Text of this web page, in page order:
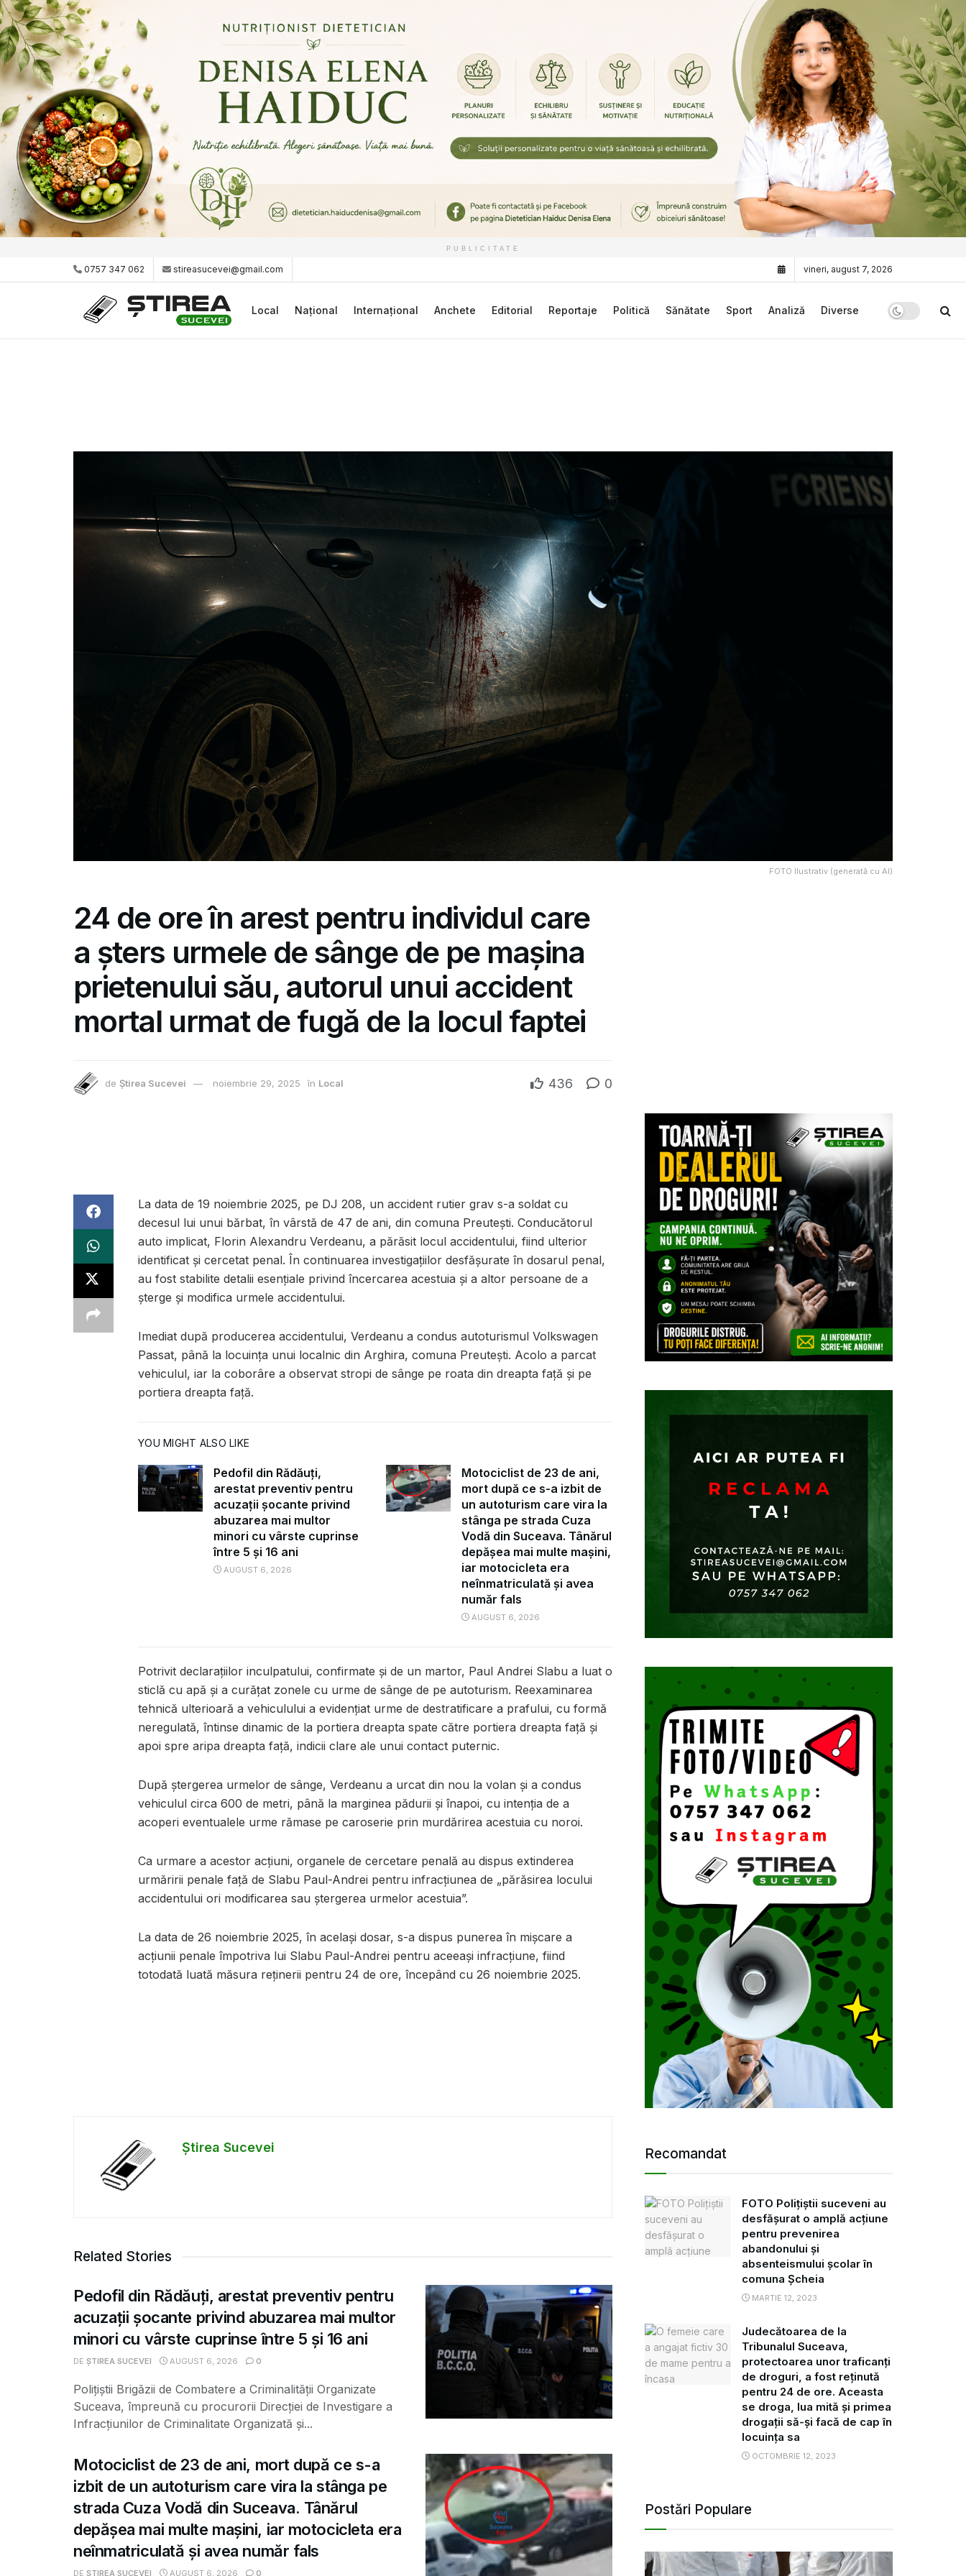
PUBLICITATE
0757 347 062 stireasucevei@gmail.com vineri, august 7, 2026
Local Național Internațional Anchete Editorial Reportaje Politică Sănătate Sport Analiză Diverse
FOTO Ilustrativ (generată cu AI)
24 de ore în arest pentru individul care
a șters urmele de sânge de pe mașina
prietenului său, autorul unui accident
mortal urmat de fugă de la locul faptei
de Știrea Sucevei noiembrie 29, 2025 în Local 436 0
La data de 19 noiembrie 2025, pe DJ 208, un accident rutier grav s-a soldat cu
decesul lui unui bărbat, în vârstă de 47 de ani, din comuna Preutești. Conducătorul
auto implicat, Florin Alexandru Verdeanu, a părăsit locul accidentului, fiind ulterior
identificat și cercetat penal. În continuarea investigațiilor desfășurate în dosarul penal,
au fost stabilite detalii esențiale privind încercarea acestuia și a altor persoane de a
șterge și modifica urmele accidentului.
Imediat după producerea accidentului, Verdeanu a condus autoturismul Volkswagen
Passat, până la locuința unui localnic din Arghira, comuna Preutești. Acolo a parcat
vehiculul, iar la coborâre a observat stropi de sânge pe roata din dreapta față și pe
portiera dreapta față.
YOU MIGHT ALSO LIKE
Pedofil din Rădăuți,
arestat preventiv pentru
acuzații șocante privind
abuzarea mai multor
minori cu vârste cuprinse
între 5 și 16 ani
AUGUST 6, 2026
Motociclist de 23 de ani,
mort după ce s-a izbit de
un autoturism care vira la
stânga pe strada Cuza
Vodă din Suceava. Tânărul
depășea mai multe mașini,
iar motocicleta era
neînmatriculată și avea
număr fals
AUGUST 6, 2026
Potrivit declarațiilor inculpatului, confirmate și de un martor, Paul Andrei Slabu a luat o
sticlă cu apă și a curățat zonele cu urme de sânge de pe autoturism. Reexaminarea
tehnică ulterioară a vehiculului a evidențiat urme de destratificare a prafului, cu formă
neregulată, întinse dinamic de la portiera dreapta spate către portiera dreapta față și
apoi spre aripa dreapta față, indicii clare ale unui contact puternic.
După ștergerea urmelor de sânge, Verdeanu a urcat din nou la volan și a condus
vehiculul circa 600 de metri, până la marginea pădurii și înapoi, cu intenția de a
acoperi eventualele urme rămase pe caroserie prin murdărirea acestuia cu noroi.
Ca urmare a acestor acțiuni, organele de cercetare penală au dispus extinderea
urmăririi penale față de Slabu Paul-Andrei pentru infracțiunea de „părăsirea locului
accidentului ori modificarea sau ștergerea urmelor acestuia”.
La data de 26 noiembrie 2025, în același dosar, s-a dispus punerea în mișcare a
acțiunii penale împotriva lui Slabu Paul-Andrei pentru aceeași infracțiune, fiind
totodată luată măsura reținerii pentru 24 de ore, începând cu 26 noiembrie 2025.
Știrea Sucevei
Related Stories
Pedofil din Rădăuți, arestat preventiv pentru
acuzații șocante privind abuzarea mai multor
minori cu vârste cuprinse între 5 și 16 ani
DE ȘTIREA SUCEVEI AUGUST 6, 2026 0
Polițiștii Brigăzii de Combatere a Criminalității Organizate
Suceava, împreună cu procurorii Direcției de Investigare a
Infracțiunilor de Criminalitate Organizată și...
Motociclist de 23 de ani, mort după ce s-a
izbit de un autoturism care vira la stânga pe
strada Cuza Vodă din Suceava. Tânărul
depășea mai multe mașini, iar motocicleta era
neînmatriculată și avea număr fals
DE ȘTIREA SUCEVEI AUGUST 6, 2026 0
Recomandat
FOTO Polițiștii suceveni au
desfășurat o amplă acțiune
pentru prevenirea
abandonului și
absenteismului școlar în
comuna Șcheia
MARTIE 12, 2023
Judecătoarea de la
Tribunalul Suceava,
protectoarea unor traficanți
de droguri, a fost reținută
pentru 24 de ore. Aceasta
se droga, lua mită și primea
drogații să-și facă de cap în
locuința sa
OCTOMBRIE 12, 2023
Postări Populare